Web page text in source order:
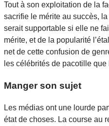
Tout à son exploitation de la
sacrifie le mérite au succès,
serait supportable si elle ne
mérite, et de la popularité
net de cette confusion de
les célébrités de pacotille que
Manger son sujet
Les médias ont une lourde
état de choses. La course au